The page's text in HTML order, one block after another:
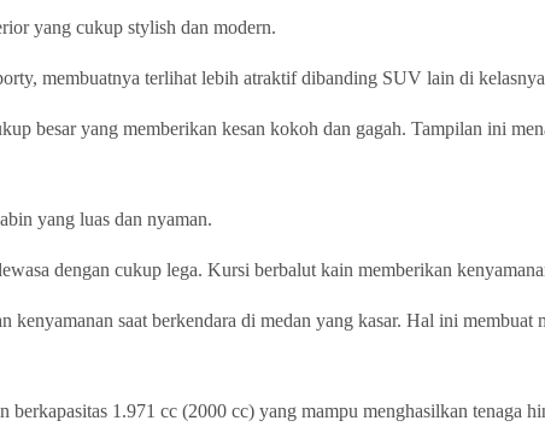
yang cukup stylish dan modern.
membuatnya terlihat lebih atraktif dibanding SUV lain di
besar yang memberikan kesan kokoh dan gagah. Tampilan ini
yang luas dan nyaman.
dengan cukup lega. Kursi berbalut kain memberikan
kenyamanan saat berkendara di medan yang kasar. Hal ini
berkapasitas 1.971 cc (2000 cc) yang mampu menghasilkan